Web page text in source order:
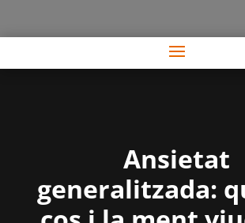
Ansietat
generalitzada: